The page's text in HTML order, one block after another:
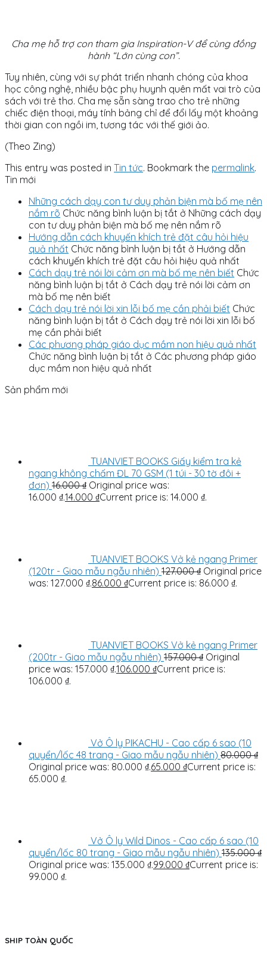
Cha mẹ hỗ trợ con tham gia Inspiration-V để cùng đồng
hành “Lớn cùng con”.
Tuy nhiên, cùng với sự phát triển nhanh chóng của khoa
học công nghệ, nhiều bậc phụ huynh quên mất vai trò của
sách với trẻ thơ. Cha mẹ sẵn sàng trao cho trẻ những
chiếc điện thoại, máy tính bảng chỉ để đổi lấy một khoảng
thời gian con ngồi im, tương tác với thế giới ảo.
(Theo Zing)
This entry was posted in Tin tức. Bookmark the permalink.
Tin mới
Những cách dạy con tư duy phản biện mà bố mẹ nên
nắm rõ Chức năng bình luận bị tắt ở Những cách dạy
con tư duy phản biện mà bố mẹ nên nắm rõ
Hướng dẫn cách khuyến khích trẻ đặt câu hỏi hiệu
quả nhất Chức năng bình luận bị tắt ở Hướng dẫn
cách khuyến khích trẻ đặt câu hỏi hiệu quả nhất
Cách dạy trẻ nói lời cảm ơn mà bố mẹ nên biết Chức
năng bình luận bị tắt ở Cách dạy trẻ nói lời cảm ơn
mà bố mẹ nên biết
Cách dạy trẻ nói lời xin lỗi bố mẹ cần phải biết Chức
năng bình luận bị tắt ở Cách dạy trẻ nói lời xin lỗi bố
mẹ cần phải biết
Các phương pháp giáo dục mầm non hiệu quả nhất
Chức năng bình luận bị tắt ở Các phương pháp giáo
dục mầm non hiệu quả nhất
Sản phẩm mới
TUANVIET BOOKS Giấy kiểm tra kẻ
ngang không chấm ĐL 70 GSM (1 túi - 30 tờ đôi +
đơn) 16.000₫ Original price was:
16.000 ₫.14.000 ₫Current price is: 14.000 ₫.
TUANVIET BOOKS Vở kẻ ngang Primer
(120tr - Giao mẫu ngẫu nhiên) 127.000₫ Original price
was: 127.000 ₫.86.000 ₫Current price is: 86.000 ₫.
TUANVIET BOOKS Vở kẻ ngang Primer
(200tr - Giao mẫu ngẫu nhiên) 157.000₫ Original
price was: 157.000 ₫.106.000 ₫Current price is:
106.000 ₫.
Vở Ô ly PIKACHU - Cao cấp 6 sao (10
quyển/lốc 48 trang - Giao mẫu ngẫu nhiên) 80.000₫
Original price was: 80.000 ₫.65.000 ₫Current price is:
65.000 ₫.
Vở Ô ly Wild Dinos - Cao cấp 6 sao (10
quyển/lốc 80 trang - Giao mẫu ngẫu nhiên) 135.000₫
Original price was: 135.000 ₫.99.000 ₫Current price is:
99.000 ₫.
SHIP TOÀN QUỐC